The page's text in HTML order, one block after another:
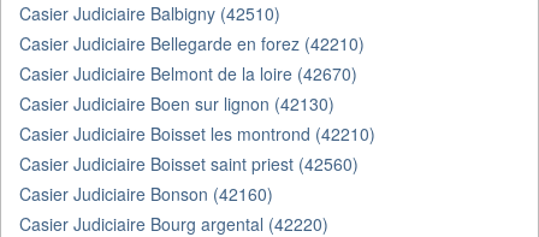
Casier Judiciaire Balbigny (42510)
Casier Judiciaire Bellegarde en forez (42210)
Casier Judiciaire Belmont de la loire (42670)
Casier Judiciaire Boen sur lignon (42130)
Casier Judiciaire Boisset les montrond (42210)
Casier Judiciaire Boisset saint priest (42560)
Casier Judiciaire Bonson (42160)
Casier Judiciaire Bourg argental (42220)